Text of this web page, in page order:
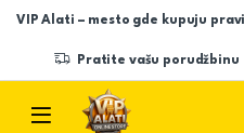
Skip to navigation
Skip to content
VIP Alati – mesto gde kupuju
Pratite vašu porudžbinu
Open